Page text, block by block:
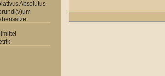
Absolutus